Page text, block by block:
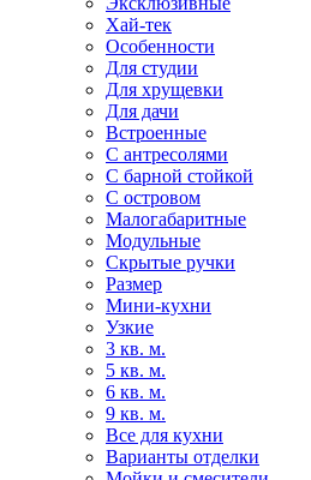
Хай-тек
Особенности
Для студии
Для хрущевки
Для дачи
Встроенные
С антресолями
С барной стойкой
С островом
Малогабаритные
Модульные
Скрытые ручки
Размер
Мини-кухни
Узкие
3 кв. м.
5 кв. м.
6 кв. м.
9 кв. м.
Все для кухни
Варианты отделки